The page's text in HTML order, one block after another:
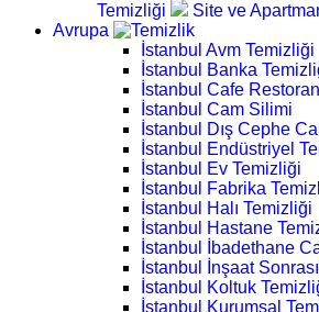
Temizliği
Site ve
Avrupa
İstanbul Avm Temizliği
İstanbul Banka
İstanbul Cafe
İstanbul Cam Silimi
İstanbul Dış Cephe
İstanbul Endüstriyel
İstanbul Ev Temizliği
İstanbul Fabrika
İstanbul Halı Temizliği
İstanbul Hastane
İstanbul İbadethane
İstanbul İnşaat
İstanbul Koltuk
İstanbul Kurumsal